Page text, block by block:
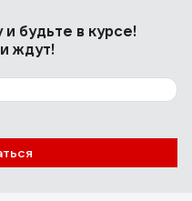
и будьте в курсе!
ждут!